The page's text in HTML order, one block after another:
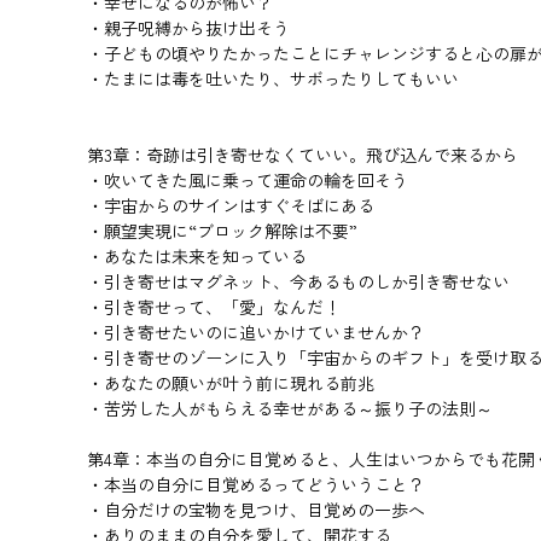
・親子呪縛から抜け出そう
・子どもの頃やりたかったことにチャレンジすると心の扉
・たまには毒を吐いたり、サボったりしてもいい
第3章：奇跡は引き寄せなくていい。飛び込んで来るから
・吹いてきた風に乗って運命の輪を回そう
・宇宙からのサインはすぐそばにある
・願望実現に“ブロック解除は不要”
・あなたは未来を知っている
・引き寄せはマグネット、今あるものしか引き寄せない
・引き寄せって、「愛」なんだ！
・引き寄せたいのに追いかけていませんか？
・引き寄せのゾーンに入り「宇宙からのギフト」を受け取る
・あなたの願いが叶う前に現れる前兆
・苦労した人がもらえる幸せがある～振り子の法則～
第4章：本当の自分に目覚めると、人生はいつからでも花開
・本当の自分に目覚めるってどういうこと？
・自分だけの宝物を見つけ、目覚めの一歩へ
・ありのままの自分を愛して、開花する